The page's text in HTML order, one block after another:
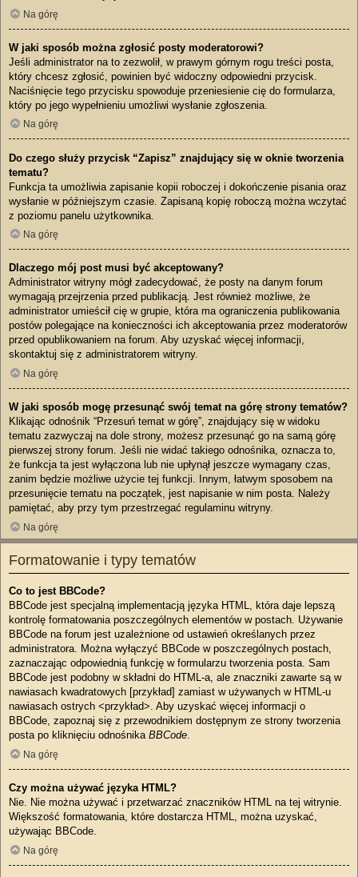
Na górę
W jaki sposób można zgłosić posty moderatorowi?
Jeśli administrator na to zezwolił, w prawym górnym rogu treści posta,
który chcesz zgłosić, powinien być widoczny odpowiedni przycisk.
Naciśnięcie tego przycisku spowoduje przeniesienie cię do formularza,
który po jego wypełnieniu umożliwi wysłanie zgłoszenia.
Na górę
Do czego służy przycisk “Zapisz” znajdujący się w oknie tworzenia
tematu?
Funkcja ta umożliwia zapisanie kopii roboczej i dokończenie pisania oraz
wysłanie w późniejszym czasie. Zapisaną kopię roboczą można wczytać
z poziomu panelu użytkownika.
Na górę
Dlaczego mój post musi być akceptowany?
Administrator witryny mógł zadecydować, że posty na danym forum
wymagają przejrzenia przed publikacją. Jest również możliwe, że
administrator umieścił cię w grupie, która ma ograniczenia publikowania
postów polegające na konieczności ich akceptowania przez moderatorów
przed opublikowaniem na forum. Aby uzyskać więcej informacji,
skontaktuj się z administratorem witryny.
Na górę
W jaki sposób mogę przesunąć swój temat na górę strony tematów?
Klikając odnośnik “Przesuń temat w górę”, znajdujący się w widoku
tematu zazwyczaj na dole strony, możesz przesunąć go na samą górę
pierwszej strony forum. Jeśli nie widać takiego odnośnika, oznacza to,
że funkcja ta jest wyłączona lub nie upłynął jeszcze wymagany czas,
zanim będzie możliwe użycie tej funkcji. Innym, łatwym sposobem na
przesunięcie tematu na początek, jest napisanie w nim posta. Należy
pamiętać, aby przy tym przestrzegać regulaminu witryny.
Na górę
Formatowanie i typy tematów
Co to jest BBCode?
BBCode jest specjalną implementacją języka HTML, która daje lepszą
kontrolę formatowania poszczególnych elementów w postach. Używanie
BBCode na forum jest uzależnione od ustawień określanych przez
administratora. Można wyłączyć BBCode w poszczególnych postach,
zaznaczając odpowiednią funkcję w formularzu tworzenia posta. Sam
BBCode jest podobny w składni do HTML-a, ale znaczniki zawarte są w
nawiasach kwadratowych [przykład] zamiast w używanych w HTML-u
nawiasach ostrych <przykład>. Aby uzyskać więcej informacji o
BBCode, zapoznaj się z przewodnikiem dostępnym ze strony tworzenia
posta po kliknięciu odnośnika BBCode.
Na górę
Czy można używać języka HTML?
Nie. Nie można używać i przetwarzać znaczników HTML na tej witrynie.
Większość formatowania, które dostarcza HTML, można uzyskać,
używając BBCode.
Na górę